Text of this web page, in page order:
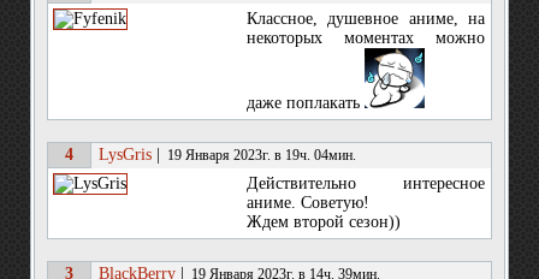
Классное, душевное аниме, на
некоторых моментах можно
даже поплакать
4 LysGris 19 Января 2023г. в 19ч. 04мин.
Действительно интересное
аниме. Советую!
Ждем второй сезон))
3 BlackBerry 19 Января 2023г. в 14ч. 39мин.